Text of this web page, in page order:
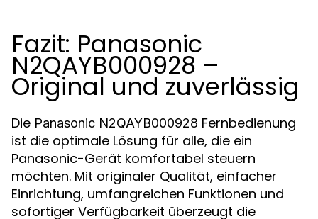
Fazit: Panasonic
N2QAYB000928 –
Original und zuverlässig
Die Panasonic N2QAYB000928 Fernbedienung
ist die optimale Lösung für alle, die ein
Panasonic-Gerät komfortabel steuern
möchten. Mit originaler Qualität, einfacher
Einrichtung, umfangreichen Funktionen und
sofortiger Verfügbarkeit überzeugt die